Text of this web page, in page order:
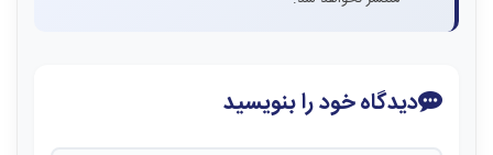
دیدگاه خود را بنویسید